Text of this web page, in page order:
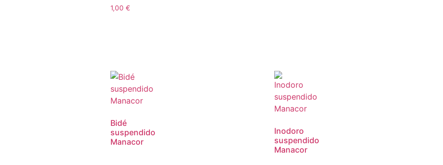
1,00 €
Bidé
suspendido
Manacor
Inodoro
suspendido
Manacor